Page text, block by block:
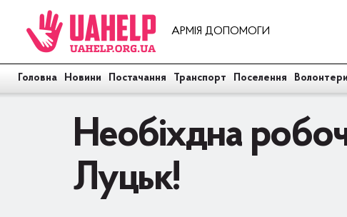
АРМІЯ ДОПОМОГИ
Головна Новини Постачання Транспорт Поселення Волонтери
Необіхдна
Луцьк!